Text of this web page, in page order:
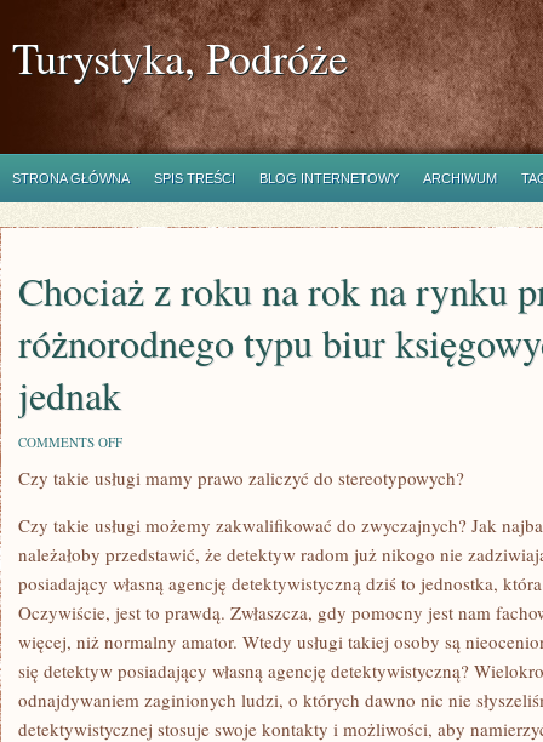
Turystyka, Podróże
STRONA GŁÓWNA SPIS TREŚCI BLOG INTERNETOWY ARCHIWUM
Chociaż z roku na rok na rynku
różnorodnego typu biur
jednak
COMMENTS OFFON
Z
ROK
NA
PRZYBYWA
RÓŻNORODNEGO
TYPU
BIUR
KSIĘGOWYCH,
TO
NIEMNIEJ
JEDNAK
Czy takie usługi mamy prawo zaliczyć do stereotypowych?
Czy takie usługi możemy zakwalifikować do zwyczajnych? Jak
należałoby przedstawić, że detektyw radom już nikogo nie
posiadający własną agencję detektywistyczną dziś to jednostka,
Oczywiście, jest to prawdą. Zwłaszcza, gdy pomocny jest nam
więcej, niż normalny amator. Wtedy usługi takiej osoby są
się detektyw posiadający własną agencję detektywistyczną?
odnajdywaniem zaginionych ludzi, o których dawno nic nie
detektywistycznej stosuje swoje kontakty i możliwości, aby